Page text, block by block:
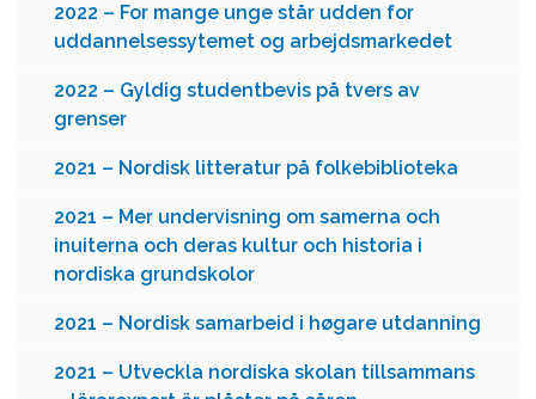
2022 – For mange unge står udden for
uddannelsessytemet og arbejdsmarkedet
2022 – Gyldig studentbevis på tvers av
grenser
2021 – Nordisk litteratur på folkebiblioteka
2021 – Mer undervisning om samerna och
inuiterna och deras kultur och historia i
nordiska grundskolor
2021 – Nordisk samarbeid i høgare utdanning
2021 – Utveckla nordiska skolan tillsammans